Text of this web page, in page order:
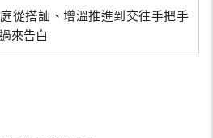
從搭訕、增溫推進到交往手把手
來告白